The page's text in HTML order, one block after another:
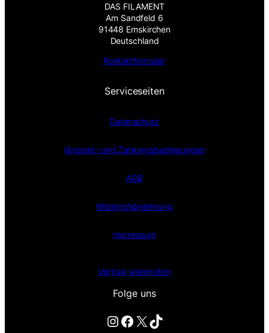
DAS FILAMENT
Am Sandfeld 6
91448 Emskirchen
Deutschland
Kontaktformular
Serviceseiten
Datenschutz
Versand- und Zahlungsbedingungen
AGB
Widerrufsbelehrung
Impressum
Vertrag widerrufen
Folge uns
Instagram Facebook X TikTok